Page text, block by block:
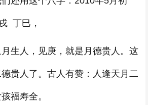
丁巳，
生人，见庚，就是月德贵人。这
贵人了。古人有赞：人逢天月二
福寿全。